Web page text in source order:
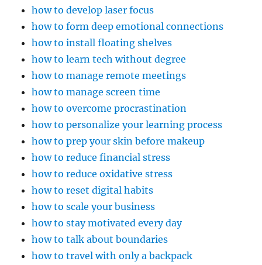
how to develop laser focus
how to form deep emotional connections
how to install floating shelves
how to learn tech without degree
how to manage remote meetings
how to manage screen time
how to overcome procrastination
how to personalize your learning process
how to prep your skin before makeup
how to reduce financial stress
how to reduce oxidative stress
how to reset digital habits
how to scale your business
how to stay motivated every day
how to talk about boundaries
how to travel with only a backpack